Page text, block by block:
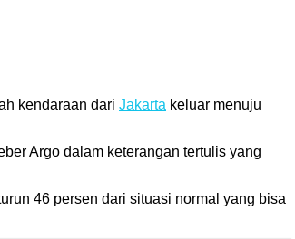
kendaraan dari Jakarta keluar menuju
Argo dalam keterangan tertulis yang
46 persen dari situasi normal yang bisa